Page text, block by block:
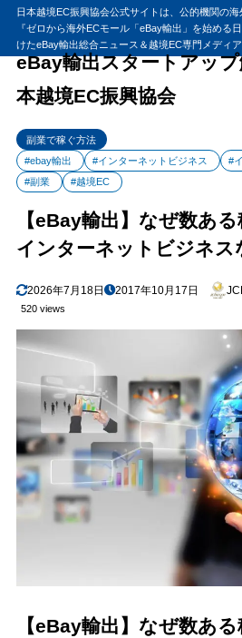
日本越境EC振興協会公式サイトは、公的機関の
『ゼロから海外ECモール「eBay輸出」を始める
けたeBay輸出総合ニュース＆越境EC専門メディア
eBay輸出スタートアッ
本越境EC振興協会
副業で稼ぐ方法
#ebay輸出
#インターネットビジネス #
#副業
#越境EC
【eBay輸出】なぜ数あ
インターネットビジネス
2026年7月18日 2017年10月17日
520 views
【eBay輸出】なぜ数あ
目次
1 【eBay輸出】なぜ数ある稼ぎ方の中か
1.1 副業ビジネスをはじめた人生の転機と
1.2 週末起業
まとめ